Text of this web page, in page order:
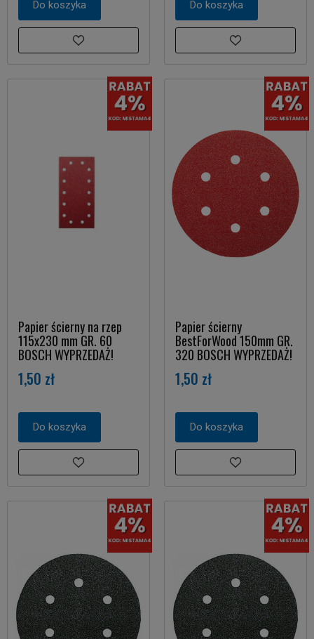
Do koszyka Do koszyka
Papier ścierny na rzep
115x230 mm GR. 60
BOSCH WYPRZEDAŻ!
1,50 zł
Do koszyka
Papier ścierny
BestForWood 150mm GR.
320 BOSCH WYPRZEDAŻ!
1,50 zł
Do koszyka